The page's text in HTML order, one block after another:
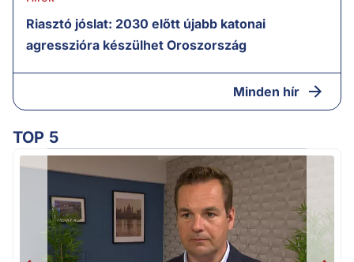
Riasztó jóslat: 2030 előtt újabb katonai
agresszióra készülhet Oroszország
Minden hír
TOP 5